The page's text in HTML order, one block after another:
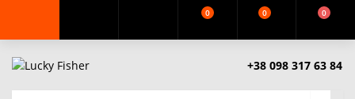
0 0 0
+38 098 317 63 84